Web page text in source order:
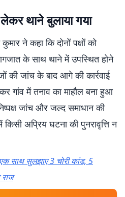
लेकर थाने बुलाया गया
ने कहा कि दोनों पक्षों को
के साथ थाने में उपस्थित होने
की जांच के बाद आगे की कार्रवाई
गांव में तनाव का माहौल बना हुआ
जांच और जल्द समाधान की
किसी अप्रिय घटना की पुनरावृत्ति न
साथ सुलझाए 3 चोरी कांड, 5
राज